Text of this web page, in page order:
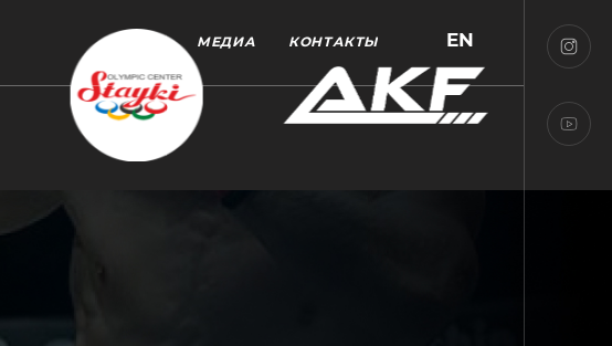
МЕДИА КОНТАКТЫ EN